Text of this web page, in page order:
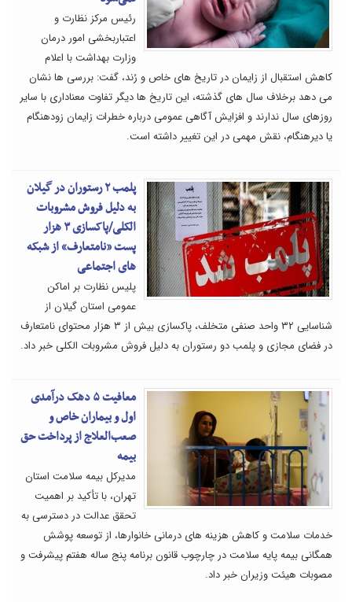
رئیس مرکز نظارت و
اعتباربخشی امور درمان
وزارت بهداشت با اعلام
کاهش استقبال از زایمان در تاریخ های خاص و رُند، گفت: بررسی ها نشان
می دهد برخلاف سال های گذشته، این تاریخ ها دیگر تفاوت معناداری با سایر
روزهای سال ندارند و افزایش آگاهی عمومی درباره خطرات زایمان زودهنگام
یا دیرهنگام، نقش مهمی در این تغییر داشته است.
پلمب ۲ رستوران در گیلان
به دلیل فروش مشروبات
الکلی/پاکسازی ۳ هزار
پست «نامتعارف» از شبکه
های اجتماعی
پلیس نظارت بر اماکن
عمومی استان گیلان از
شناسایی ۳۲ واحد صنفی متخلف، پاکسازی بیش از ۳ هزار محتوای نامتعارف
در فضای مجازی و پلمب دو رستوران به دلیل فروش مشروبات الکلی خبر داد.
معافیت ۵ دهک‌ درآمدی
اول و بیماران خاص و
صعب‌العلاج از پرداخت حق
بیمه
مدیرکل بیمه سلامت استان
تهران، با تأکید بر اهمیت
تحقق عدالت در دسترسی به
خدمات سلامت و کاهش هزینه های درمانی خانوارها، از توسعه پوشش
همگانی بیمه پایه سلامت در چارچوب قانون برنامه پنج ساله هفتم پیشرفت و
مصوبات هیئت وزیران خبر داد.